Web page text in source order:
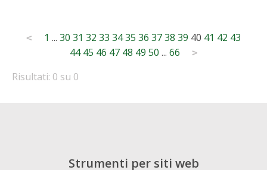
Posts
pagination
< 1 ... 30 31 32 33 3435 36 3738 39 40 41 42 43
44 45 46 47 48 49 50 ... 66 >
Risultati: 0 su 0
Strumenti per siti web